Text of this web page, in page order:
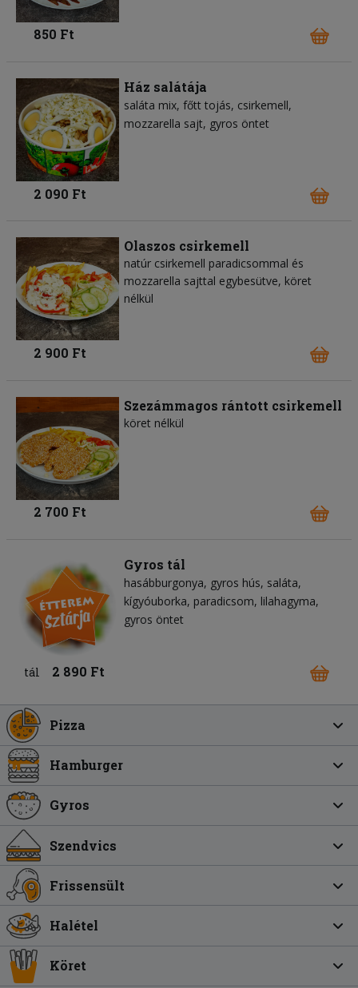
850 Ft
Ház salátája
saláta mix főtt tojás csirkemell
mozzarella sajt gyros öntet
2 090 Ft
Olaszos csirkemell
natúr csirkemell paradicsommal és
mozzarella sajttal egybesütve, köret
nélkül
2 900 Ft
Szezámmagos rántott csirkemell
köret nélkül
2 700 Ft
Gyros tál
hasábburgonya gyros hús saláta
kígyóuborka paradicsom lilahagyma
gyros öntet
tál 2 890 Ft
Pizza
Hamburger
Gyros
Szendvics
Frissensült
Halétel
Köret